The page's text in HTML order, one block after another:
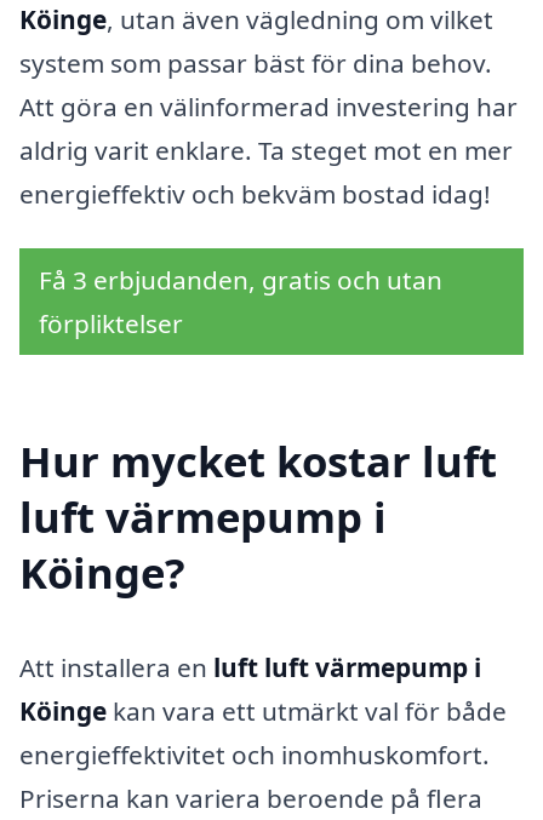
Köinge, utan även vägledning om vilket
system som passar bäst för dina behov.
Att göra en välinformerad investering har
aldrig varit enklare. Ta steget mot en mer
energieffektiv och bekväm bostad idag!
Få 3 erbjudanden, gratis och utan
förpliktelser
Hur mycket kostar luft
luft värmepump i
Köinge?
Att installera en luft luft värmepump i
Köinge kan vara ett utmärkt val för både
energieffektivitet och inomhuskomfort.
Priserna kan variera beroende på flera